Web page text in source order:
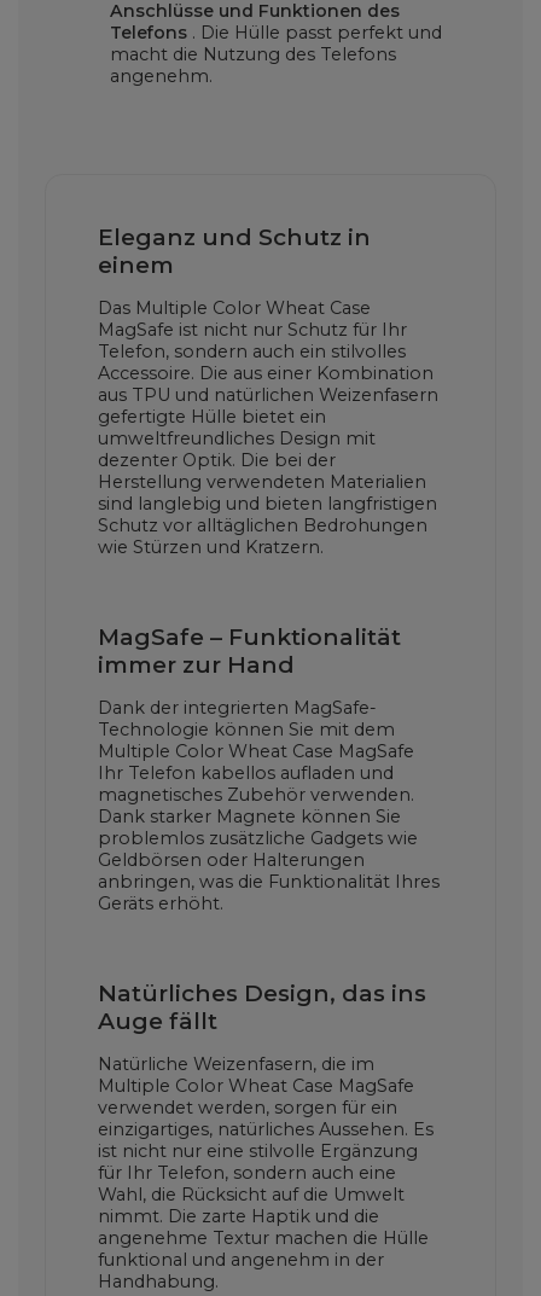
Anschlüsse und Funktionen des
Telefons . Die Hülle passt perfekt und
macht die Nutzung des Telefons
angenehm.
Eleganz und Schutz in
einem
Das Multiple Color Wheat Case
MagSafe ist nicht nur Schutz für Ihr
Telefon, sondern auch ein stilvolles
Accessoire. Die aus einer Kombination
aus TPU und natürlichen Weizenfasern
gefertigte Hülle bietet ein
umweltfreundliches Design mit
dezenter Optik. Die bei der
Herstellung verwendeten Materialien
sind langlebig und bieten langfristigen
Schutz vor alltäglichen Bedrohungen
wie Stürzen und Kratzern.
MagSafe – Funktionalität
immer zur Hand
Dank der integrierten MagSafe-
Technologie können Sie mit dem
Multiple Color Wheat Case MagSafe
Ihr Telefon kabellos aufladen und
magnetisches Zubehör verwenden.
Dank starker Magnete können Sie
problemlos zusätzliche Gadgets wie
Geldbörsen oder Halterungen
anbringen, was die Funktionalität Ihres
Geräts erhöht.
Natürliches Design, das ins
Auge fällt
Natürliche Weizenfasern, die im
Multiple Color Wheat Case MagSafe
verwendet werden, sorgen für ein
einzigartiges, natürliches Aussehen. Es
ist nicht nur eine stilvolle Ergänzung
für Ihr Telefon, sondern auch eine
Wahl, die Rücksicht auf die Umwelt
nimmt. Die zarte Haptik und die
angenehme Textur machen die Hülle
funktional und angenehm in der
Handhabung.